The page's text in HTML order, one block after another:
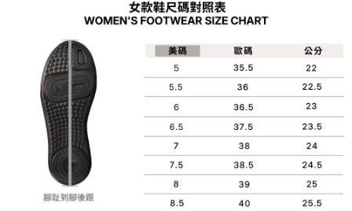
【繳款方式說明】
1.分期款項不併入電信帳單，「大哥付你分期」於每月結算日後寄送繳費提
2.透過簡訊連結打開帳單後，可選擇「超商條碼／台灣大直營門市／銀行轉
帳／街口支付／iPASS MONEY」等通路繳費。
【注意事項】
1.本服務係由「台灣大哥大股份有限公司」（以下簡稱本公司）所提供，讓
用戶於交易時，得透過本服務購買商品或服務，並由商店將買賣／分期付款
買賣價金債權讓與本公司後，依約使用本公司帳單繳交帳款。
2.基於同意付款使用「大哥付你分期」之契約關係目的，商店將以您的個人
資料（包含姓名、電話或地址）提供予台灣大哥大進項蒐集、處理及利用，
由本公司與您本人進行分期帳單所需資料之確認、核對及更正。
3.完整用戶服務條款，請詳閱以下連結：
https://oppay.tw/userRule
３．安心：先確認商品／服務後，再付款。
１．於結帳方式選擇「AFTEE先享後付」後，將跳轉至「AFTEE先享後付」
結帳頁面，進行簡訊認證並確認金額後，即可完成結帳。
２．訂單成立數日內，您將收到繳費通知簡訊。
３．收到繳費通知簡訊後14天內，點擊此簡訊中的連結，可透過四大超商／
ATM／網路銀行／等多元方式進行付款，方視為交易完成。
※ 請注意：結帳手續完成當下不需立刻繳費，但若您需要取消訂單，請聯絡
購買商品的店家。未經商家同意取消之訂單仍視為有效，需透過AFTEE先享
後付繳納相關費用。
※ 交易是否成功請以「AFTEE先享後付 」之結帳頁面顯示為準，若有關於
是否繳費成功／繳費後需取消欲退款等相關疑問，請聯繫「AFTEE先享後付
客戶支援中心」 https://netprotections.freshdesk.com/support/home
付款後7-11取貨
每筆NT$70，滿NT$899(含以上)免運費
每筆NT$100，滿NT$1,000(含以上)免運費
京站台北店客服中心(1F星巴克旁) 即日起不提供京站紙袋，取件時
請自備購物袋，若需購買紙袋可現場詢問
免運費